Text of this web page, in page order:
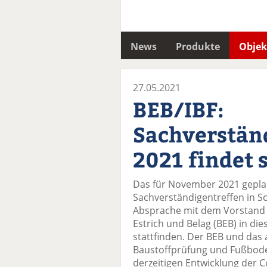
News Produkte
27.05.2021
BEB/IBF:
2021 findet
Das für November 2021
Sachverständigentreffen in
Absprache mit dem
Estrich und Belag (BEB) in
stattfinden. Der BEB und
Baustoffprüfung und
derzeitigen Entwicklung der